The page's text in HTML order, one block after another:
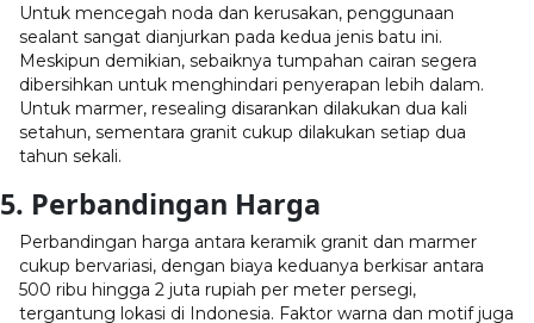
Untuk mencegah noda dan kerusakan, penggunaan
sealant sangat dianjurkan pada kedua jenis batu ini.
Meskipun demikian, sebaiknya tumpahan cairan segera
dibersihkan untuk menghindari penyerapan lebih dalam.
Untuk marmer, resealing disarankan dilakukan dua kali
setahun, sementara granit cukup dilakukan setiap dua
tahun sekali.
5. Perbandingan Harga
Perbandingan harga antara keramik granit dan marmer
cukup bervariasi, dengan biaya keduanya berkisar antara
500 ribu hingga 2 juta rupiah per meter persegi,
tergantung lokasi di Indonesia. Faktor warna dan motif juga